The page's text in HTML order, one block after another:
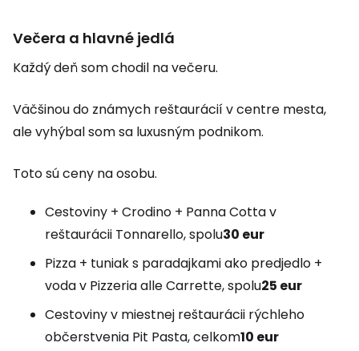
Večera a hlavné jedlá
Každý deň som chodil na večeru.
Väčšinou do známych reštaurácií v centre mesta,
ale vyhýbal som sa luxusným podnikom.
Toto sú ceny na osobu.
Cestoviny + Crodino + Panna Cotta v
reštaurácii Tonnarello, spolu30 eur
Pizza + tuniak s paradajkami ako predjedlo +
voda v Pizzeria alle Carrette, spolu25 eur
Cestoviny v miestnej reštaurácii rýchleho
občerstvenia Pit Pasta, celkom10 eur